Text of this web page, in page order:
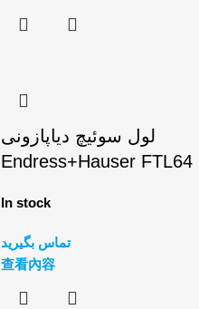
لول سوئیچ دیاپازونی
Endress+Hauser FTL64
In stock
تماس بگیرید
查看內容